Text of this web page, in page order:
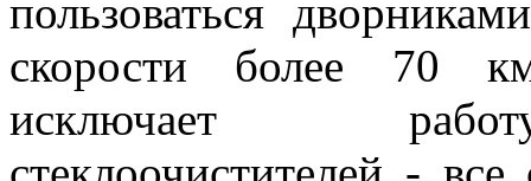
пользоваться
скорости более 70
исключает